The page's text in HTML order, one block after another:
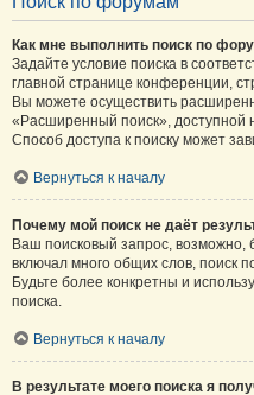
Как мне выполнить поиск по
Задайте условие поиска в
главной странице конференции,
Вы можете осуществить
«Расширенный поиск», доступной
Способ доступа к поиску может
Вернуться к началу
Почему мой поиск не даёт
Ваш поисковый запрос,
включал много общих слов, поиск
Будьте более конкретны и
поиска.
Вернуться к началу
В результате моего поиска я